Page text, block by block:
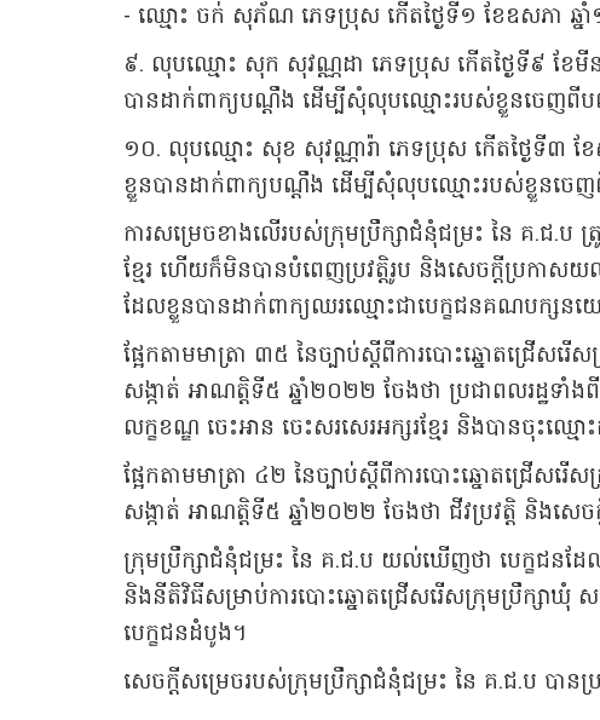
- ឈ្មោះ ចក់ សុភ័ណ ភេទប្រុស កើតថ្ងៃទី១ ខែឧសភា ឆ្ន
៩. លុបឈ្មោះ សុក សុវណ្ណដា ភេទប្រុស កើតថ្ងៃទី៩ ខែ
បានដាក់ពាក្យបណ្ដឹង ដើម្បីសុំលុបឈ្មោះរបស់ខ្លួនចេញពី
១០. លុបឈ្មោះ សុខ សុវណ្ណារ៉ា ភេទប្រុស កើតថ្ងៃទី៣
ខ្លួនបានដាក់ពាក្យបណ្ដឹង ដើម្បីសុំលុបឈ្មោះរបស់ខ្លួនចេ
ការសម្រេចខាងលើរបស់ក្រុមប្រឹក្សាជំនុំជម្រះ នៃ គ.ជ.
ខ្មែរ ហើយក៏មិនបានបំពេញប្រវត្តិរូប និងសេចក្ដីប្រកា
ដែលខ្លួនបានដាក់ពាក្យឈរឈ្មោះជាបេក្ខជនគណបក្សន
ផ្អែកតាមមាត្រា ៣៥ នៃច្បាប់ស្ដីពីការបោះឆ្នោតជ្រើស
សង្កាត់ អាណត្តិទី៥ ឆ្នាំ២០២២ ចែងថា ប្រជាពលរដ្ឋទាំ
លក្ខខណ្ឌ ចេះអាន ចេះសរសេរអក្សរខ្មែរ និងបានចុះឈ្
ផ្អែកតាមមាត្រា ៤២ នៃច្បាប់ស្ដីពីការបោះឆ្នោតជ្រើ
សង្កាត់ អាណត្តិទី៥ ឆ្នាំ២០២២ ចែងថា ជីវប្រវត្តិ និងសេ
ក្រុមប្រឹក្សាជំនុំជម្រះ នៃ គ.ជ.ប យល់ឃើញថា បេក្ខជនដែ
និងនីតិវិធីសម្រាប់ការបោះឆ្នោតជ្រើសរើសក្រុមប្រឹក្សាឃុំ
បេក្ខជនដំបូង។
សេចក្តីសម្រេចរបស់ក្រុមប្រឹក្សាជំនុំជម្រះ នៃ គ.ជ.ប បានប្